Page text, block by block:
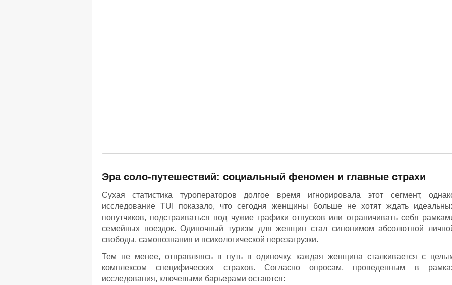
Эра соло-путешествий: социальный феномен и главные страхи
Сухая статистика туроператоров долгое время игнорировала этот сегмент,
исследование TUI показало, что сегодня женщины больше не хотят ждать
попутчиков, подстраиваться под чужие графики отпусков или ограничивать себя
семейных поездок. Одиночный туризм для женщин стал синонимом абсолютной
свободы, самопознания и психологической перезагрузки.
Тем не менее, отправляясь в путь в одиночку, каждая женщина сталкивается с
комплексом специфических страхов. Согласно опросам, проведенным в
исследования, ключевыми барьерами остаются: